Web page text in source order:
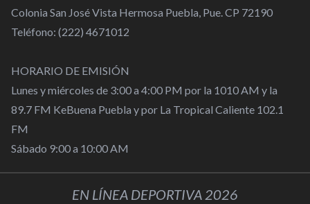
Colonia San José Vista Hermosa Puebla, Pue. CP 72190
Teléfono: (222) 4671012
HORARIO DE EMISIÓN
Lunes y miércoles de 3:00 a 4:00 PM por la 1010 AM y la
89.7 FM KeBuena Puebla y por La Tropical Caliente 102.1
FM
Sábado 9:00 a 10:00 AM
EN LÍNEA DEPORTIVA 2026